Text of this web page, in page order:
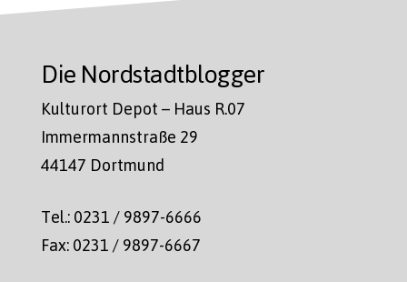
Die Nordstadtblogger
Kulturort Depot – Haus R.07
Immermannstraße 29
44147 Dortmund
Tel.: 0231 / 9897-6666
Fax: 0231 / 9897-6667